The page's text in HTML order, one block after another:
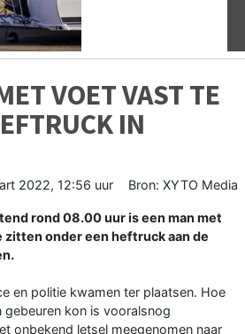
VOET VAST TE
IN
2022, 12:56 uur Bron: XYTO Media
rond 08.00 uur is een man met
zitten onder een heftruck aan de
en politie kwamen ter plaatsen. Hoe
kon is vooralsnog
onbekend letsel meegenomen naar